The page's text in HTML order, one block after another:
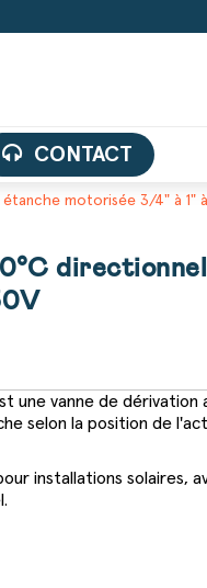
CONTACT
motorisée 3/4" à 1"
une vanne de
selon la position de
installations solaires,